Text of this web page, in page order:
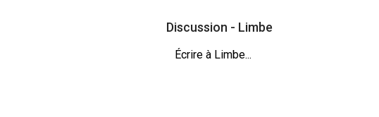
Discussion - Limbe
Écrire à Limbe...